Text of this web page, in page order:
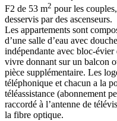
F2 de 53 m2 pour les
desservis par des ascenseurs.
Les appartements sont
d’une salle d’eau avec
indépendante avec bloc-évier
vivre donnant sur un balcon
pièce supplémentaire. Les
téléphonique et chacun a la
téléassistance (abonnement
raccordé à l’antenne de
la fibre optique.